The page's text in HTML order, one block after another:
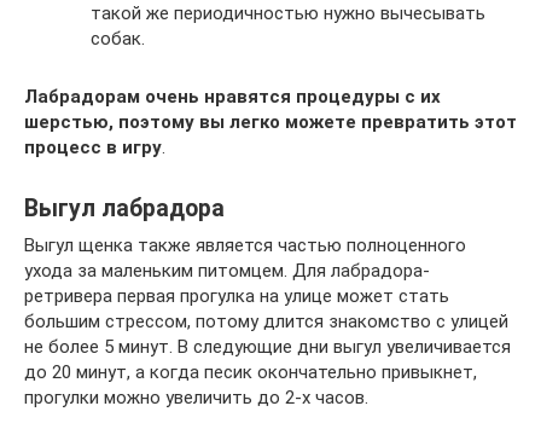
такой же периодичностью нужно вычесывать
собак.
Лабрадорам очень нравятся процедуры с их
шерстью, поэтому вы легко можете превратить этот
процесс в игру
Выгул лабрадора
Выгул щенка также является частью полноценного
ухода за маленьким питомцем. Для лабрадора-
ретривера первая прогулка на улице может стать
большим стрессом, потому длится знакомство с улицей
не более 5 минут. В следующие дни выгул увеличивается
до 20 минут, а когда песик окончательно привыкнет,
прогулки можно увеличить до 2-х часов.